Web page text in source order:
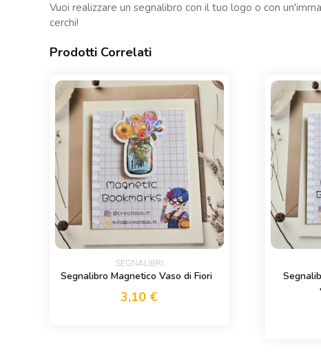
Vuoi realizzare un segnalibro con il tuo logo o con
cerchi!
Prodotti Correlati
SEGNALIBRI
Segnalibro Magnetico Vaso di Fiori
3,10 €